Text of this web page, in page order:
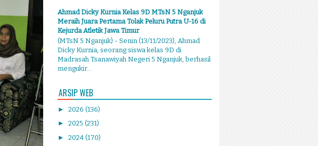
Ahmad Dicky Kurnia Kelas 9D MTsN 5 Nganjuk
Meraih Juara Pertama Tolak Peluru Putra U-16 di
Kejurda Atletik Jawa Timur
(MTsN 5 Nganjuk) - Senin (13/11/2023), Ahmad
Dicky Kurnia, seorang siswa kelas 9D di
Madrasah Tsanawiyah Negeri 5 Nganjuk, berhasil
mengukir...
ARSIP WEB
► 2026 (136)
► 2025 (231)
► 2024 (170)